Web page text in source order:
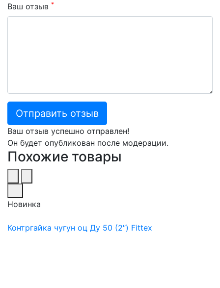
Ваш отзыв *
Отправить отзыв
Ваш отзыв успешно отправлен!
Он будет опубликован после модерации.
Похожие товары
Новинка
Контргайка чугун оц Ду 50 (2″) Fittex